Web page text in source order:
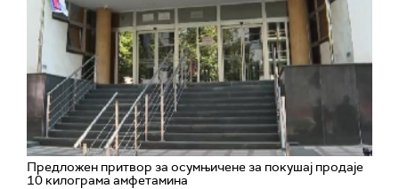
Предложен притвор за осумњичене за покушај продаје
10 килограма амфетамина